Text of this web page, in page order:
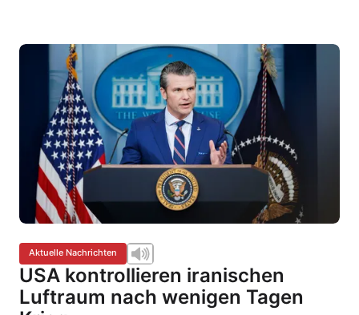
Aktuelle Nachrichten
USA kontrollieren iranischen
Luftraum nach wenigen Tagen